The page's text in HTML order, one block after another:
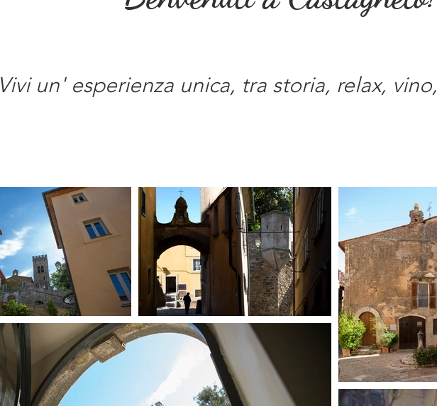
Vivi un' esperienza unica, tra storia, relax,